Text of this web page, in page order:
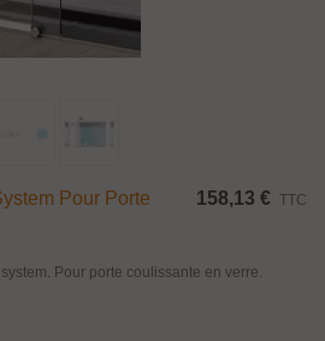
Pour Porte
158,13 € TTC
Pour porte coulissante en verre.